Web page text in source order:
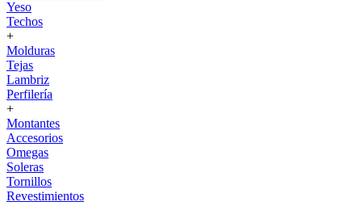
Yeso
Techos
+
Molduras
Tejas
Lambriz
Perfilería
+
Montantes
Accesorios
Omegas
Soleras
Tornillos
Revestimientos